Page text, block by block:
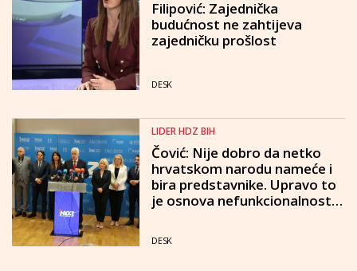
Filipović: Zajednička
budućnost ne zahtijeva
zajedničku prošlost
DESK
LIDER HDZ BIH
Čović: Nije dobro da netko
hrvatskom narodu nameće i
bira predstavnike. Upravo to
je osnova nefunkcionalnosti i
DESK